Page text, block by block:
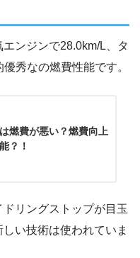
ンジンで28.0km/L、タ
秀なの燃費性能です。
燃費が悪い？燃費向上
？！
リングストップが目玉
い技術は使われていま